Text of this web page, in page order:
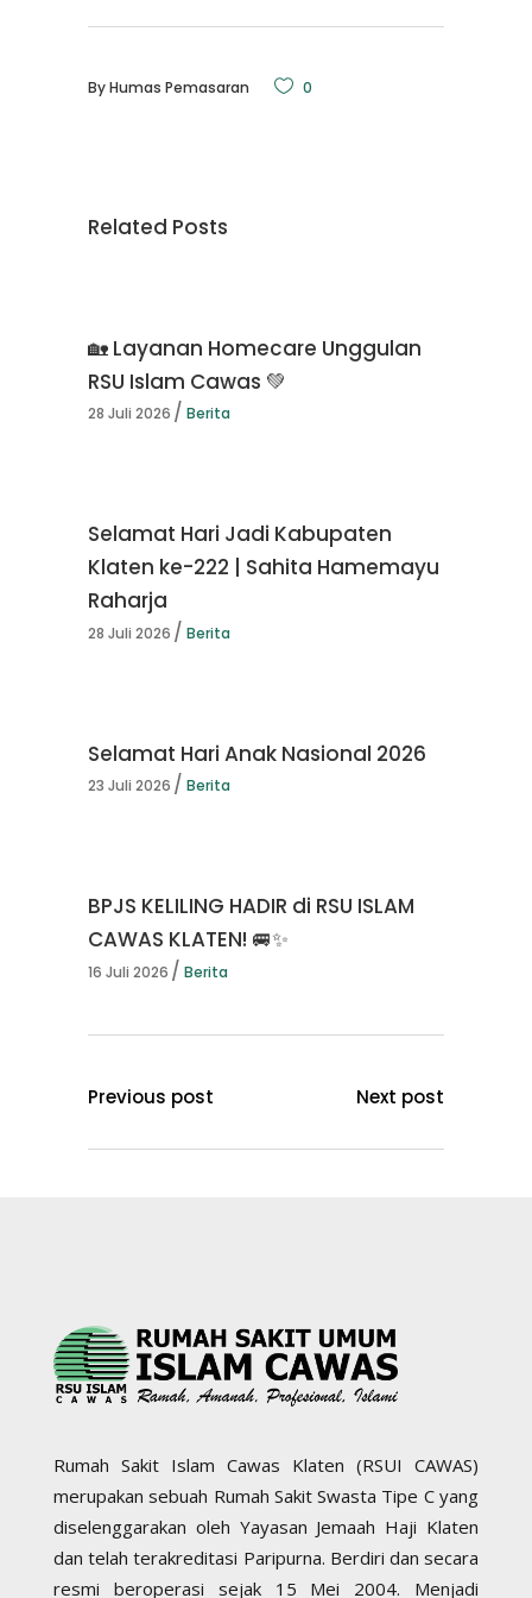
ByHumas Pemasaran 0
Related Posts
🏡 Layanan Homecare Unggulan
RSU Islam Cawas 💚
28 Juli 2026 Berita
Selamat Hari Jadi Kabupaten
Klaten ke-222 | Sahita Hamemayu
Raharja
28 Juli 2026 Berita
Selamat Hari Anak Nasional 2026
23 Juli 2026 Berita
BPJS KELILING HADIR di RSU ISLAM
CAWAS KLATEN! 🚐✨
16 Juli 2026 Berita
Previous post Next post
Rumah Sakit Islam Cawas Klaten (RSUI CAWAS)
merupakan sebuah Rumah Sakit Swasta Tipe C yang
diselenggarakan oleh Yayasan Jemaah Haji Klaten
dan telah terakreditasi Paripurna. Berdiri dan secara
resmi beroperasi sejak 15 Mei 2004. Menjadi